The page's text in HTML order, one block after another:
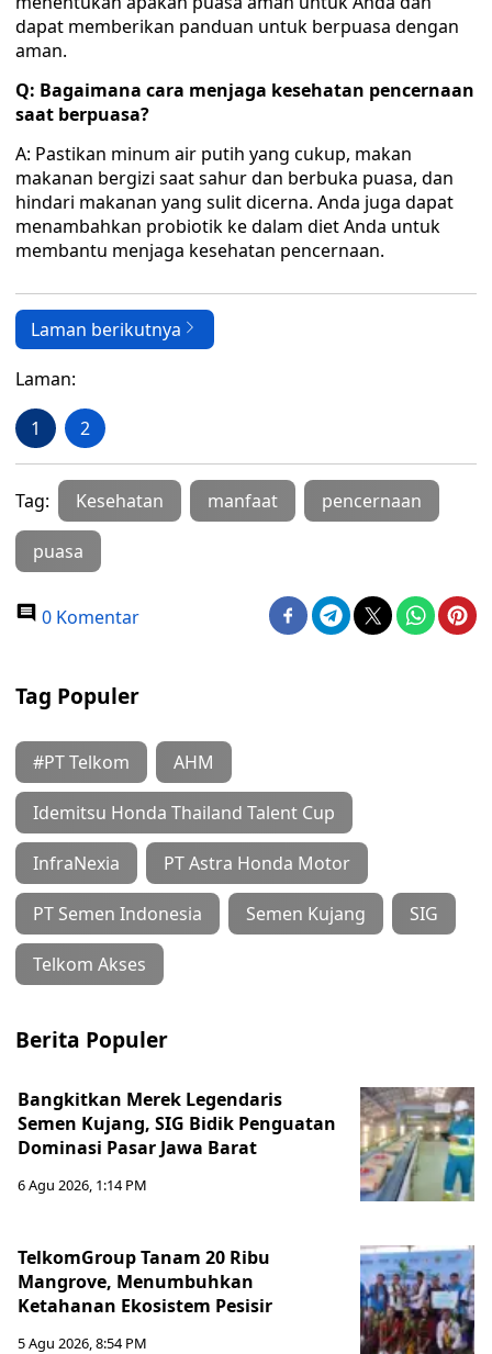
dapat memberikan panduan untuk berpuasa dengan
aman.
Q: Bagaimana cara menjaga kesehatan pencernaan
saat berpuasa?
A: Pastikan minum air putih yang cukup, makan
makanan bergizi saat sahur dan berbuka puasa, dan
hindari makanan yang sulit dicerna. Anda juga dapat
menambahkan probiotik ke dalam diet Anda untuk
membantu menjaga kesehatan pencernaan.
Laman berikutnya
Laman:
1 2
Tag: Kesehatan manfaat pencernaan
puasa
0 Komentar
Tag Populer
#PT Telkom AHM
Idemitsu Honda Thailand Talent Cup
InfraNexia PT Astra Honda Motor
PT Semen Indonesia Semen Kujang SIG
Telkom Akses
Berita Populer
Bangkitkan Merek Legendaris
Semen Kujang, SIG Bidik Penguatan
Dominasi Pasar Jawa Barat
6 Agu 2026, 1:14 PM
TelkomGroup Tanam 20 Ribu
Mangrove, Menumbuhkan
Ketahanan Ekosistem Pesisir
5 Agu 2026, 8:54 PM